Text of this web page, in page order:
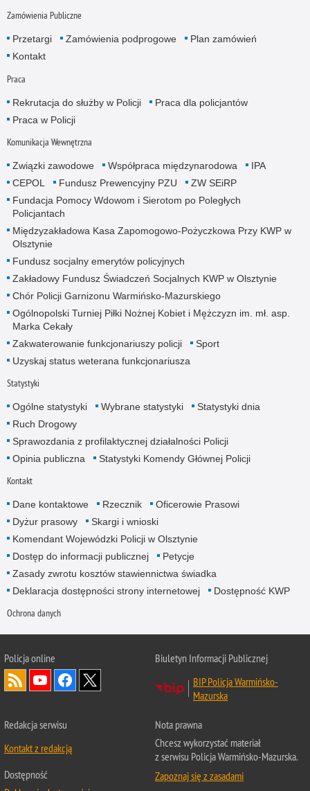
Zamówienia Publiczne
Przetargi Zamówienia podprogowe
Plan zamówień
Kontakt
Praca
Rekrutacja do służby w Policji
Praca dla policjantów
Praca w Policji
Komunikacja Wewnętrzna
Związki zawodowe Współpraca międzynarodowa
IPA
CEPOL
Fundusz Prewencyjny PZU
ZW SEiRP
Fundacja Pomocy Wdowom i Sierotom po Poległych
Policjantach
Międzyzakładowa Kasa Zapomogowo-Pożyczkowa Przy KWP w
Olsztynie
Fundusz socjalny emerytów policyjnych
Zakładowy Fundusz Świadczeń Socjalnych KWP w Olsztynie
Chór Policji Garnizonu Warmińsko-Mazurskiego
Ogólnopolski Turniej Piłki Nożnej Kobiet i Mężczyzn im. mł. asp.
Marka Cekały
Zakwaterowanie funkcjonariuszy policji
Sport
Uzyskaj status weterana funkcjonariusza
Statystyki
Ogólne statystyki Wybrane statystyki
Statystyki dnia
Ruch Drogowy
Sprawozdania z profilaktycznej działalności Policji
Opinia publiczna
Statystyki Komendy Głównej Policji
Kontakt
Dane kontaktowe Rzecznik
Oficerowie Prasowi
Dyżur prasowy
Skargi i wnioski
Komendant Wojewódzki Policji w Olsztynie
Dostęp do informacji publicznej
Petycje
Zasady zwrotu kosztów stawiennictwa świadka
Deklaracja dostępności strony internetowej
Dostępność KWP
Ochrona danych
Policja online
Biuletyn Informacji Publicznej
BIP Policja Warmińsko-
Mazurska
Redakcja serwisu
Kontakt z redakcją
Dostępność
Nota prawna
Chcesz wykorzystać materiał
z serwisu Policja Warmińsko-Mazurska.
Zapoznaj się z zasadami